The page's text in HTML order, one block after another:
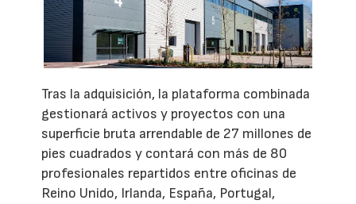
Tras la adquisición, la plataforma combinada
gestionará activos y proyectos con una
superficie bruta arrendable de 27 millones de
pies cuadrados y contará con más de 80
profesionales repartidos entre oficinas de
Reino Unido, Irlanda, España, Portugal,